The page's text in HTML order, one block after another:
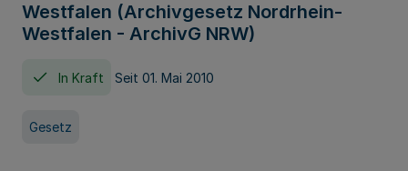
Westfalen (Archivgesetz Nordrhein-
Westfalen - ArchivG NRW)
In Kraft Seit 01. Mai 2010
Gesetz